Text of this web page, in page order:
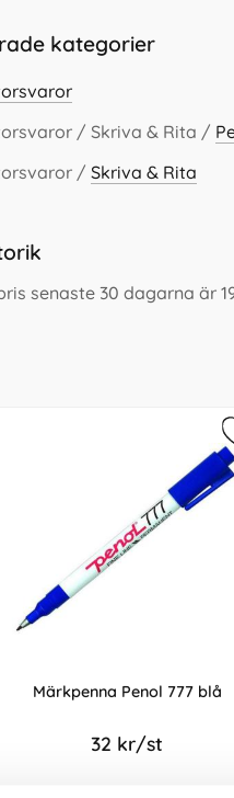
kategorier
/ Skriva & Rita /
/ Skriva & Rita
senaste 30 dagarna är
Märkpenna Penol 777 blå
32 kr/st